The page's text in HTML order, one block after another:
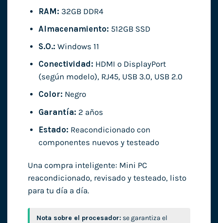
RAM: 32GB DDR4
Almacenamiento: 512GB SSD
S.O.: Windows 11
Conectividad: HDMI o DisplayPort
(según modelo), RJ45, USB 3.0, USB 2.0
Color: Negro
Garantía: 2 años
Estado: Reacondicionado con
componentes nuevos y testeado
Una compra inteligente: Mini PC
reacondicionado, revisado y testeado, listo
para tu día a día.
Nota sobre el procesador: se garantiza el